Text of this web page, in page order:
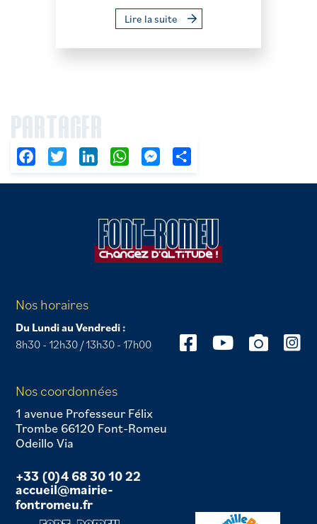
Lire la suite
PARTAGER
FacebookTwitter LinkedIn WhatsAppMessenger
Nos horaires
Du Lundi au Vendredi :
8h30 - 12h30 / 13h30 - 17h00
Nos coordonnées
1 avenue Professeur Félix
Trombe 66120 Font-Romeu
Odeillo Via
+33 (0)4 68 30 10 22
accueil@mairie-
fontromeu.fr